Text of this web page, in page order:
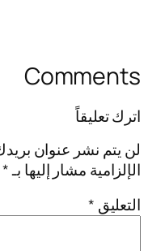
Comments
اترك تعليقاً
لن يتم نشر عنوان
الإلزامية مشار إليها بـ*
التعليق *